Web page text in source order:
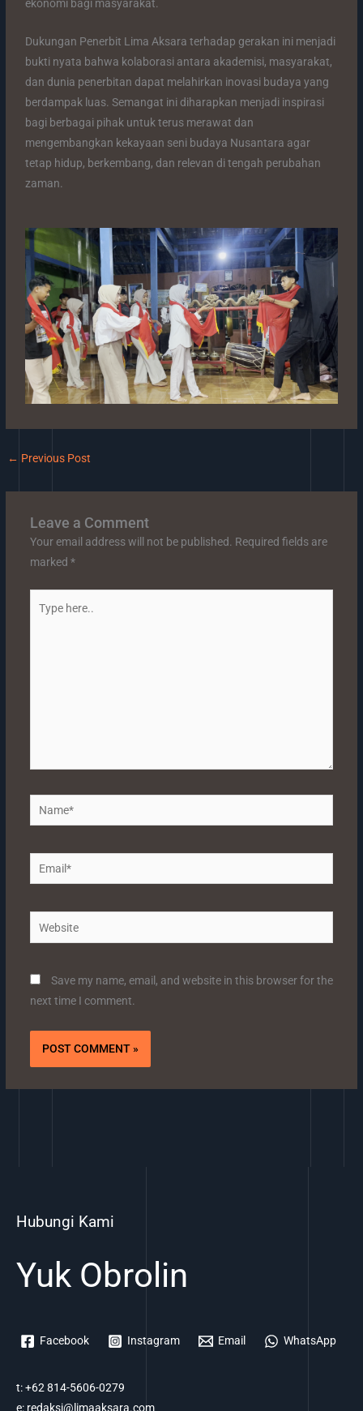
ekonomi bagi masyarakat.
Dukungan Penerbit Lima Aksara terhadap gerakan ini menjadi
bukti nyata bahwa kolaborasi antara akademisi, masyarakat,
dan dunia penerbitan dapat melahirkan inovasi budaya yang
berdampak luas. Semangat ini diharapkan menjadi inspirasi
bagi berbagai pihak untuk terus merawat dan
mengembangkan kekayaan seni budaya Nusantara agar
tetap hidup, berkembang, dan relevan di tengah perubahan
zaman.
← Previous Post
Leave a Comment
Your email address will not be published. Required fields are
marked *
here..
Name*
Email*
Website
Save my name, email, and website in this browser for the
next time I comment.
Hubungi Kami
Yuk Obrolin
Facebook Instagram Email WhatsApp
t: +62 814-5606-0279
e: redaksi@limaaksara.com